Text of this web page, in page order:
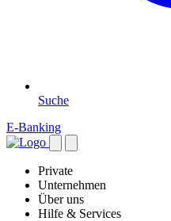
Suche
E-Banking
Private
Unternehmen
Über uns
Hilfe & Services